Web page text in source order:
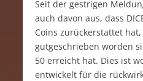
Seit der gestrigen
auch davon aus, dass
Coins zurückerstattet
gutgeschrieben worden
50 erreicht hat. Dies ist
entwickelt für die